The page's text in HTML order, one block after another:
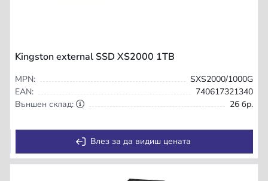
Kingston external SSD XS2000 1TB
MPN:
SXS2000/1000G
EAN:
740617321340
Външен склад:
26 бр.
Влез за да видиш цената